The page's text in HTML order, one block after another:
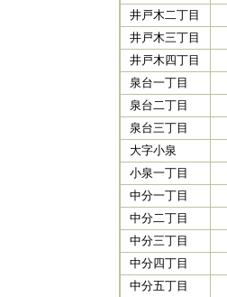
井戸木二丁目
井戸木三丁目
井戸木四丁目
泉台一丁目
泉台二丁目
泉台三丁目
大字小泉
小泉一丁目
中分一丁目
中分二丁目
中分三丁目
中分四丁目
中分五丁目